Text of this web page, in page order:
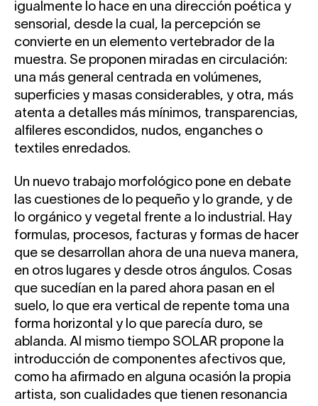
igualmente lo hace en una dirección poética y
sensorial, desde la cual, la percepción se
convierte en un elemento vertebrador de la
muestra. Se proponen miradas en circulación:
una más general centrada en volúmenes,
superficies y masas considerables, y otra, más
atenta a detalles más mínimos, transparencias,
alfileres escondidos, nudos, enganches o
textiles enredados.
Un nuevo trabajo morfológico pone en debate
las cuestiones de lo pequeño y lo grande, y de
lo orgánico y vegetal frente a lo industrial. Hay
formulas, procesos, facturas y formas de hacer
que se desarrollan ahora de una nueva manera,
en otros lugares y desde otros ángulos. Cosas
que sucedían en la pared ahora pasan en el
suelo, lo que era vertical de repente toma una
forma horizontal y lo que parecía duro, se
ablanda. Al mismo tiempo SOLAR propone la
introducción de componentes afectivos que,
como ha afirmado en alguna ocasión la propia
artista, son cualidades que tienen resonancia